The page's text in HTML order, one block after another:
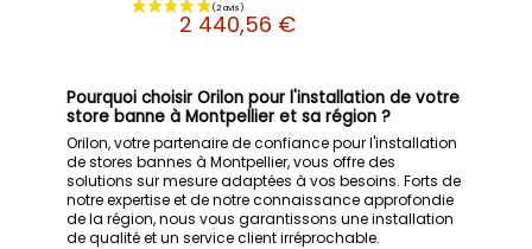
(6 avis)
2 440,56 €
Pourquoi choisir Orilon pour l'installation de votre
store banne à Montpellier et sa région ?
Orilon, votre partenaire de confiance pour l'installation
de stores bannes à Montpellier, vous offre des
solutions sur mesure adaptées à vos besoins. Forts de
notre expertise et de notre connaissance approfondie
de la région, nous vous garantissons une installation
de qualité et un service client irréprochable.